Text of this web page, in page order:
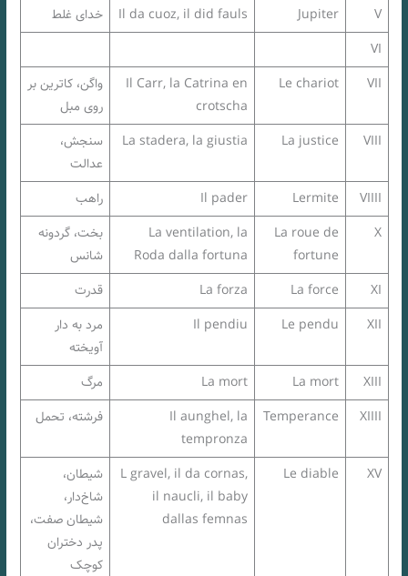
V
Jupiter
Il da cuoz, il did fauls
خدای غلط
VI
VII
Le chariot
Il Carr, la Catrina en
crotscha
واگن، کاترین بر
روی مبل
VIII
La justice
La stadera, la giustia
سنجش،
عدالت
VIIII
Lermite
Il pader
راهب
X
La roue de
fortune
La ventilation, la
Roda dalla fortuna
بخت، گردونه
شانس
XI
La force
La forza
قدرت
XII
Le pendu
Il pendiu
مرد به دار
آویخته
XIII
La mort
La mort
مرگ
‌‌XIIII
Temperance
Il aunghel, la
tempronza
فرشته، تحمل
XV
Le diable
L gravel, il da cornas,
il naucli, il baby
dallas femnas
شیطان،
شاخ‌دار،
شیطان صفت،
پدر دختران
کوچک